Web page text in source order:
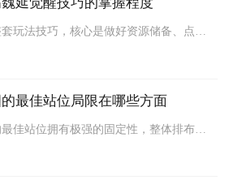
延觉醒技巧的掌握程度
想要熟练掌握魏延觉醒整套玩法技巧，核心是做好资源储备、点将节...
最佳站位局限在哪些方面